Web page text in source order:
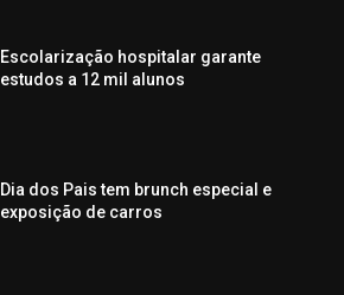
Escolarização hospitalar garante
estudos a 12 mil alunos
Dia dos Pais tem brunch especial e
exposição de carros